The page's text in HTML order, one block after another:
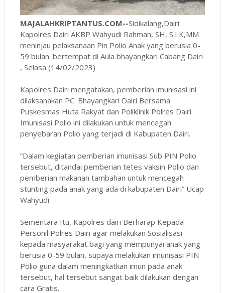
MAJALAHKRIPTANTUS.COM--Sidikalang,Dairi
Kapolres Dairi AKBP Wahyudi Rahman, SH, S.I.K,MM
meninjau pelaksanaan Pin Polio Anak yang berusia 0-
59 bulan. bertempat di Aula bhayangkari Cabang Dairi
, Selasa (14/02/2023)
Kapolres Dairi mengatakan, pemberian imunisasi ini
dilaksanakan PC. Bhayangkari Dairi Bersama
Puskesmas Huta Rakyat dan Poliklinik Polres Dairi.
Imunisasi Polio ini dilakukan untuk mencegah
penyebaran Polio yang terjadi di Kabupaten Dairi.
“Dalam kegiatan pemberian imunisasi Sub PIN Polio
tersebut, ditandai pemberian tetes vaksin Polio dan
pemberian makanan tambahan untuk mencegah
stunting pada anak yang ada di kabupaten Dairi” Ucap
Wahyudi
Sementara Itu, Kapolres dairi Berharap Kepada
Personil Polres Dairi agar melakukan Sosialisasi
kepada masyarakat bagi yang mempunyai anak yang
berusia 0-59 bulan, supaya melakukan imunisasi PIN
Polio guna dalam meningkatkan imun pada anak
tersebut, hal tersebut sangat baik dilakukan dengan
cara Gratis.